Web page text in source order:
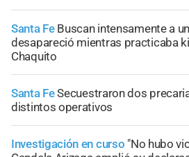
Santa Fe Buscan intensamente a
desapareció mientras practicaba
Chaquito
Santa FeSecuestraron dos
distintos operativos
Investigación en curso "No hubo